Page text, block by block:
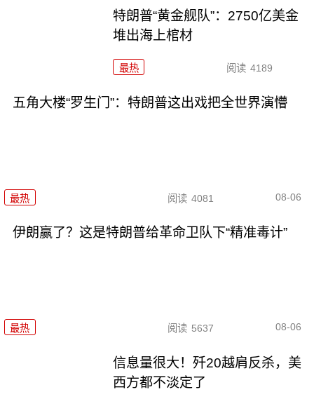
特朗普“黄金舰队”：2750亿美金
堆出海上棺材
最热 阅读 4189
五角大楼“罗生门”：特朗普这出戏把全世界演懵
最热 阅读 4081 08-06
伊朗赢了？这是特朗普给革命卫队下“精准毒计”
最热 阅读 5637 08-06
信息量很大！歼20越肩反杀，美
西方都不淡定了